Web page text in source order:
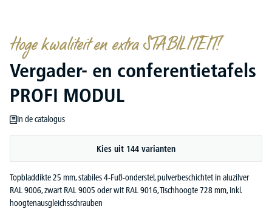
Hoge kwaliteit en extra STABILITEIT!
Vergader- en conferentietafels
PROFI MODUL
In de catalogus
Kies uit 144 varianten
Topbladdikte 25 mm, stabiles 4-Fuß-onderstel, pulverbeschichtet in aluzilver
RAL 9006, zwart RAL 9005 oder wit RAL 9016, Tischhoogte 728 mm, inkl.
hoogtenausgleichsschrauben